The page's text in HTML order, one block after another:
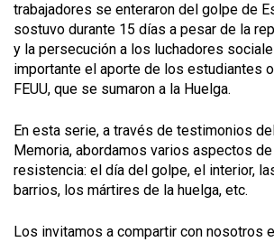
trabajadores se enteraron del golpe de
sostuvo durante 15 días a pesar de la
y la persecución a los luchadores
importante el aporte de los estudiantes
FEUU, que se sumaron a la Huelga.
En esta serie, a través de testimonios
Memoria, abordamos varios aspectos
resistencia: el día del golpe, el interior,
barrios, los mártires de la huelga, etc.
Los invitamos a compartir con nosotros